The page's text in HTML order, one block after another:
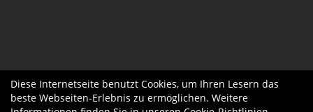
Diese Internetseite benutzt Cookies, um Ihren Lesern das
beste Webseiten-Erlebnis zu ermöglichen. Weitere